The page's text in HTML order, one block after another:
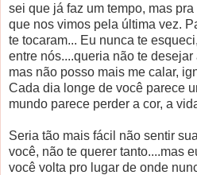
sei que já faz um tempo, mas
que nos vimos pela última vez.
te tocaram... Eu nunca te
entre nós....queria não te
mas não posso mais me calar,
Cada dia longe de você parece
mundo parece perder a cor, a
Seria tão mais fácil não sentir
você, não te querer tanto....mas
você volta pro lugar de onde